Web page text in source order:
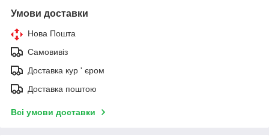
Умови доставки
Нова Пошта
Самовивіз
Доставка кур ' єром
Доставка поштою
Всі умови доставки